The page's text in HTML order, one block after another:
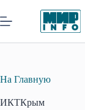
к
сути
На Главную
ИКТКрым